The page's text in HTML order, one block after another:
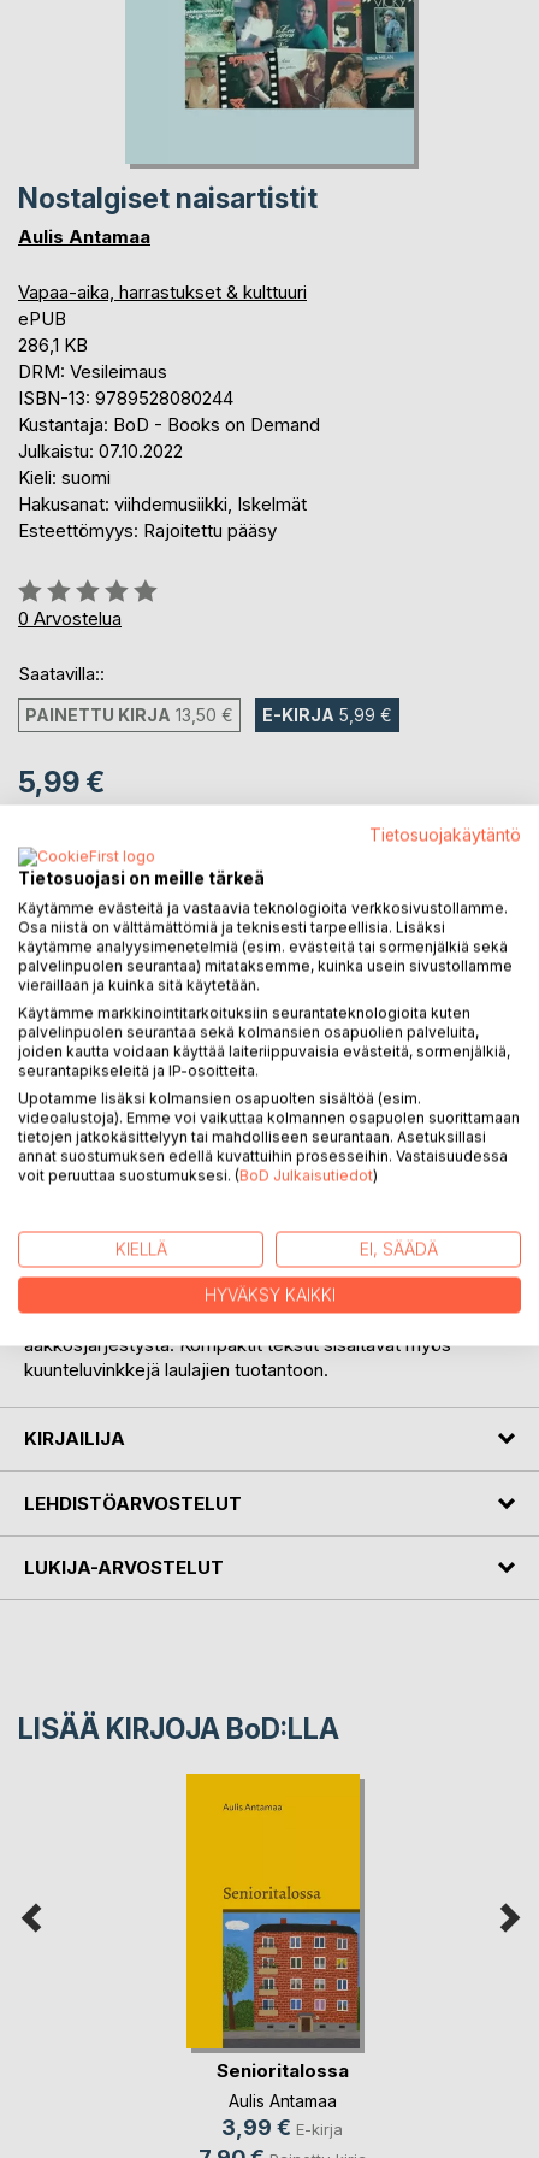
Nostalgiset naisartistit
Aulis Antamaa
Vapaa-aika, harrastukset & kulttuuri
ePUB
286,1 KB
DRM: Vesileimaus
ISBN-13: 9789528080244
Kustantaja: BoD - Books on Demand
Julkaistu: 07.10.2022
Kieli: suomi
Hakusanat: viihdemusiikki, Iskelmät
Esteettömyys: Rajoitettu pääsy
Arvostelu::
0%
0 Arvostelua
Saatavilla::
PAINETTU KIRJA 13,50 € E-KIRJA 5,99 €
5,99 €
LISÄÄ OSTOSKORIIN
Lisää muistilistalle
Arvostele tuote
Teos esittelee ennen vuotta 1960 syntyneitä kotimaisia
naisartisteja. Mukana on sekä edesmenneitä että edelleen
uraansa jatkavia tekijöitä. Esittely noudattaa
aakkosjärjestystä. Kompaktit tekstit sisältävät myös
kuunteluvinkkejä laulajien tuotantoon.
KIRJAILIJA
LEHDISTÖARVOSTELUT
LUKIJA-ARVOSTELUT
LISÄÄ KIRJOJA BoD:LLA
Senioritalossa
Aulis Antamaa
3,99 € E-kirja
Tietosuojakäytäntö
Tietosuojasi on meille tärkeä
Käytämme evästeitä ja vastaavia teknologioita verkkosivustollamme.
Osa niistä on välttämättömiä ja teknisesti tarpeellisia. Lisäksi
käytämme analyysimenetelmiä (esim. evästeitä tai sormenjälkiä sekä
palvelinpuolen seurantaa) mitataksemme, kuinka usein sivustollamme
vieraillaan ja kuinka sitä käytetään.
Käytämme markkinointitarkoituksiin seurantateknologioita kuten
palvelinpuolen seurantaa sekä kolmansien osapuolien palveluita,
joiden kautta voidaan käyttää laiteriippuvaisia evästeitä, sormenjälkiä,
seurantapikseleitä ja IP-osoitteita.
Upotamme lisäksi kolmansien osapuolten sisältöä (esim.
videoalustoja). Emme voi vaikuttaa kolmannen osapuolen suorittamaan
tietojen jatkokäsittelyyn tai mahdolliseen seurantaan. Asetuksillasi
annat suostumuksen edellä kuvattuihin prosesseihin. Vastaisuudessa
voit peruuttaa suostumuksesi. (BoD Julkaisutiedot)
KIELLÄ EI, SÄÄDÄ
HYVÄKSY KAIKKI